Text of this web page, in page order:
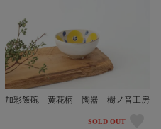
加彩飯碗 黄花柄 陶器 樹ノ音工房
SOLD OUT